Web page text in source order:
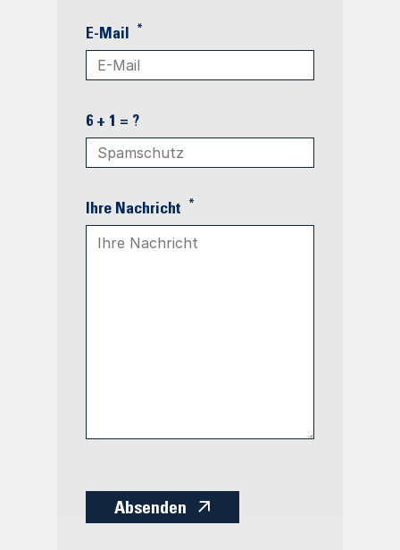
E-Mail *
6 + 1 = ?
Ihre Nachricht *
Absenden